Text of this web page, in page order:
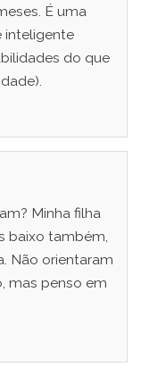
É uma
inteligente
do que
Minha filha
baixo também,
Não orientaram
mas penso em